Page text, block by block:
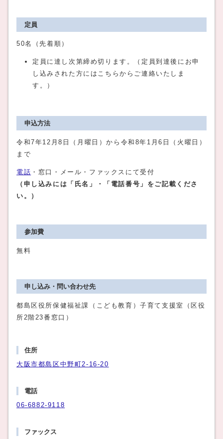
定員
50名（先着順）
定員に達し次第締め切ります。（定員到達後にお申
し込みされた方にはこちらからご連絡いたしま
す。）
申込方法
令和7年12月8日（月曜日）から令和8年1月6日（火曜日）
まで
電話 ・窓口・メール・ファックスにて受付
（申し込みには「氏名 」・「電話番号」をご記載くださ
い。）
参加費
無料
申し込み・問い合わせ先
都島区役所保健福祉課（こども教育）子育て支援室（区役
所2階23番窓口）
住所
大阪市都島区中野町2‐16‐20
電話
06‐6882‐9118
ファックス